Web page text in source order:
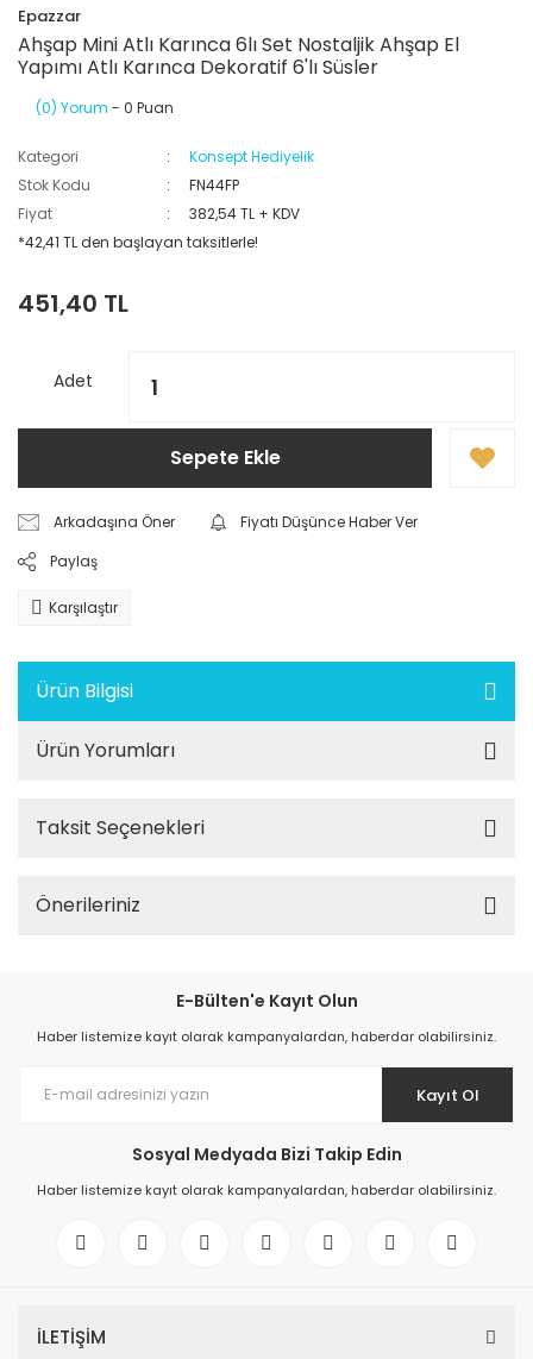
Epazzar
Ahşap Mini Atlı Karınca 6lı Set Nostaljik Ahşap El
Yapımı Atlı Karınca Dekoratif 6'lı Süsler
(0) Yorum - 0 Puan
Kategori
Konsept Hediyelik
Stok Kodu
FN44FP
Fiyat
382,54 TL + KDV
*42,41 TL den başlayan taksitlerle!
451,40 TL
Adet
Sepete Ekle
Arkadaşına Öner
Fiyatı Düşünce Haber Ver
Paylaş
Karşılaştır
Ürün Bilgisi
Ürün Yorumları
Taksit Seçenekleri
Önerileriniz
E-Bülten'e Kayıt Olun
Haber listemize kayıt olarak kampanyalardan, haberdar olabilirsiniz.
Kayıt Ol
Sosyal Medyada Bizi Takip Edin
Haber listemize kayıt olarak kampanyalardan, haberdar olabilirsiniz.
İLETİŞİM